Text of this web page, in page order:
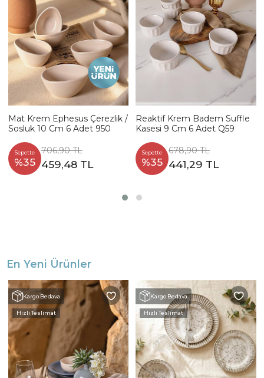
Mat Krem Ephesus Çerezlik /
Sosluk 10 Cm 6 Adet 950
Sepette
%35
706,90 TL
459,48 TL
Reaktif Krem Badem Suffle
Kasesi 9 Cm 6 Adet Q59
Sepette
%35
678,90 TL
441,29 TL
En Yeni Ürünler
Kargo Bedava
Hızlı Teslimat
Kargo Bedava
Hızlı Teslimat